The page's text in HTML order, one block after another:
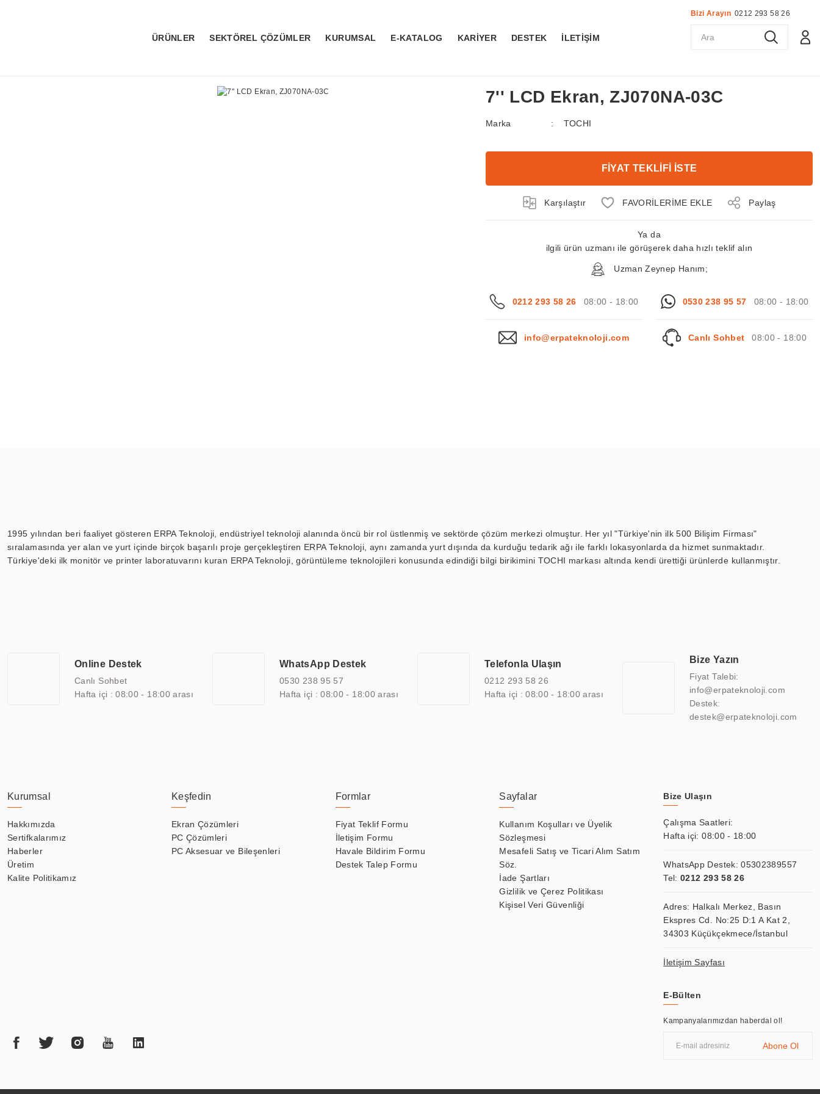
ÜRÜNLER SEKTÖREL ÇÖZÜMLER KURUMSAL E-KATALOG KARİYER DESTEK İLETİŞİM
Bizi Arayın 0212 293 58 26
7'' LCD Ekran, ZJ070NA-03C
Marka TOCHI
FİYAT TEKLİFİ İSTE
Karşılaştır Paylaş
Ya da
ilgili ürün uzmanı ile görüşerek daha hızlı teklif alın
Uzman Zeynep Hanım;
0212 293 58 26 08:00 - 18:00 0530 238 95 57 08:00 - 18:00
info@erpateknoloji.com Canlı Sohbet 08:00 - 18:00
1995 yılından beri faaliyet gösteren ERPA Teknoloji, endüstriyel teknoloji alanında öncü bir rol üstlenmiş ve sektörde çözüm merkezi olmuştur. Her yıl "Türkiye'nin ilk 500 Bilişim Firması"
sıralamasında yer alan ve yurt içinde birçok başarılı proje gerçekleştiren ERPA Teknoloji, aynı zamanda yurt dışında da kurduğu tedarik ağı ile farklı lokasyonlarda da hizmet sunmaktadır.
Türkiye'deki ilk monitör ve printer laboratuvarını kuran ERPA Teknoloji, görüntüleme teknolojileri konusunda edindiği bilgi birikimini TOCHI markası altında kendi ürettiği ürünlerde kullanmıştır.
arasında yer almaktadır. ERPA Teknoloji, uluslararası standartlarda kalite belgelerine ve sertifikalara sahip olup, etik değerlere bağlı bir şekilde hareket etmektedir. Kaliteli ekipmanı, uzman kadroları,
yılların getirdiği bilgi ve tecrübe ile birleştiren ERPA Teknoloji, özel çözümleri ile iş ortaklarının öne çıkmasına ve sürekli gelişimine katkı sağlamaktadır.
Online Destek
Canlı Sohbet
Hafta içi : 08:00 - 18:00 arası
WhatsApp Destek
0530 238 95 57
Hafta içi : 08:00 - 18:00 arası
Telefonla Ulaşın
0212 293 58 26
Hafta içi : 08:00 - 18:00 arası
Bize Yazın
Fiyat Talebi:
info@erpateknoloji.com
Destek:
destek@erpateknoloji.com
Kurumsal
Hakkımızda
Sertifkalarımız
Haberler
Üretim
Kalite Politikamız
Keşfedin
Ekran Çözümleri
PC Çözümleri
PC Aksesuar ve Bileşenleri
Formlar
Fiyat Teklif Formu
İletişim Formu
Havale Bildirim Formu
Destek Talep Formu
Sayfalar
Kullanım Koşulları ve Üyelik
Sözleşmesi
Mesafeli Satış ve Ticari Alım Satım
Söz.
İade Şartları
Gizlilik ve Çerez Politikası
Kişisel Veri Güvenliği
Bize Ulaşın
Çalışma Saatleri:
Hafta içi: 08:00 - 18:00
WhatsApp Destek:05302389557
Tel: 0212 293 58 26
Adres: Halkalı Merkez, Basın
Ekspres Cd. No:25 D:1 A Kat 2,
34303 Küçükçekmece/İstanbul
İletişim Sayfası
E-Bülten
Kampanyalarımızdan haberdal ol!
Abone Ol